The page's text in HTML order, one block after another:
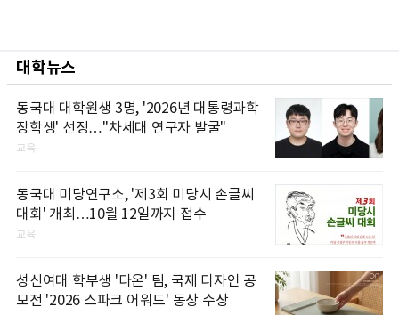
대학뉴스
동국대 대학원생 3명, '2026년 대통령과학
장학생' 선정…"차세대 연구자 발굴"
교육
동국대 미당연구소, '제3회 미당시 손글씨
대회' 개최…10월 12일까지 접수
교육
성신여대 학부생 '다온' 팀, 국제 디자인 공
모전 '2026 스파크 어워드' 동상 수상